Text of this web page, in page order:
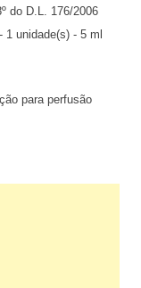
do D.L. 176/2006
unidade(s) - 5 ml
para perfusão